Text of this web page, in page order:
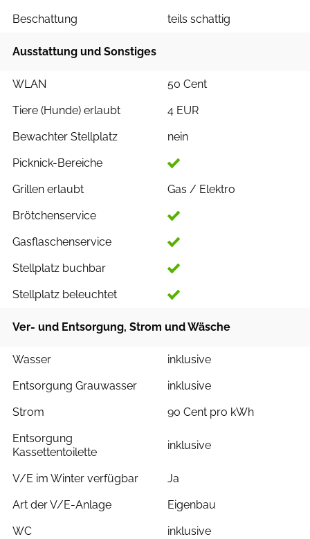
Beschattung
teils schattig
Ausstattung und Sonstiges
WLAN
50 Cent
Tiere (Hunde) erlaubt
4 EUR
Bewachter Stellplatz
nein
Picknick-Bereiche
Grillen erlaubt
Gas / Elektro
Brötchenservice
Gasflaschenservice
Stellplatz buchbar
Stellplatz beleuchtet
Ver- und Entsorgung, Strom und Wäsche
Wasser
inklusive
Entsorgung Grauwasser
inklusive
Strom
90 Cent pro kWh
Entsorgung
Kassettentoilette
inklusive
V/E im Winter verfügbar
Ja
Art der V/E-Anlage
Eigenbau
WC
inklusive